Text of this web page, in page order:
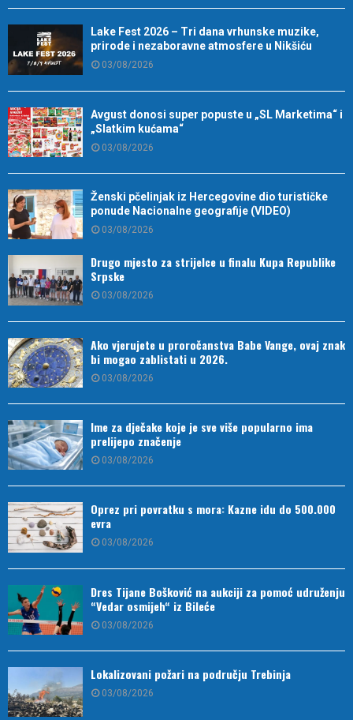
Lake Fest 2026 – Tri dana vrhunske muzike,
prirode i nezaboravne atmosfere u Nikšiću
03/08/2026
Avgust donosi super popuste u „SL Marketima“ i
„Slatkim kućama“
03/08/2026
Ženski pčelinjak iz Hercegovine dio turističke
ponude Nacionalne geografije (VIDEO)
03/08/2026
Drugo mjesto za strijelce u finalu Kupa Republike
Srpske
03/08/2026
Ako vjerujete u proročanstva Babe Vange, ovaj znak
bi mogao zablistati u 2026.
03/08/2026
Ime za dječake koje je sve više popularno ima
prelijepo značenje
03/08/2026
Oprez pri povratku s mora: Kazne idu do 500.000
evra
03/08/2026
Dres Tijane Bošković na aukciji za pomoć udruženju
“Vedar osmijeh“ iz Bileće
03/08/2026
Lokalizovani požari na području Trebinja
03/08/2026